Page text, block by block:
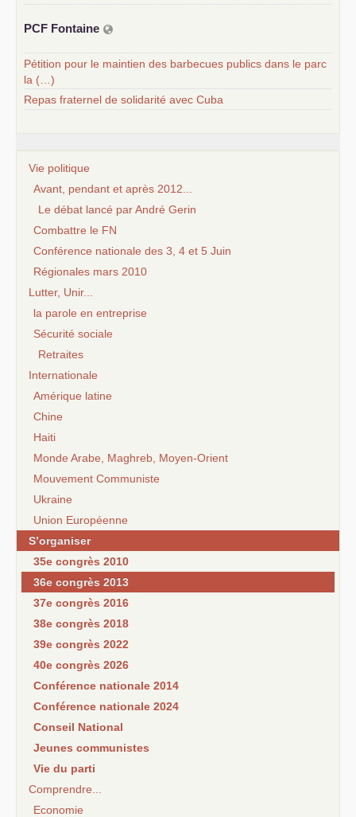
PCF Fontaine
Pétition pour le maintien des barbecues publics dans le parc
la (…)
Repas fraternel de solidarité avec Cuba
Vie politique
Avant, pendant et après 2012...
Le débat lancé par André Gerin
Combattre le FN
Conférence nationale des 3, 4 et 5 Juin
Régionales mars 2010
Lutter, Unir...
la parole en entreprise
Sécurité sociale
Retraites
Internationale
Amérique latine
Chine
Haiti
Monde Arabe, Maghreb, Moyen-Orient
Mouvement Communiste
Ukraine
Union Européenne
S’organiser
35e congrès 2010
36e congrès 2013
37e congrès 2016
38e congrès 2018
39e congrès 2022
40e congrès 2026
Conférence nationale 2014
Conférence nationale 2024
Conseil National
Jeunes communistes
Vie du parti
Comprendre...
Economie